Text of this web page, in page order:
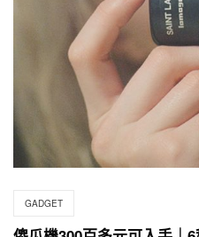
GADGET